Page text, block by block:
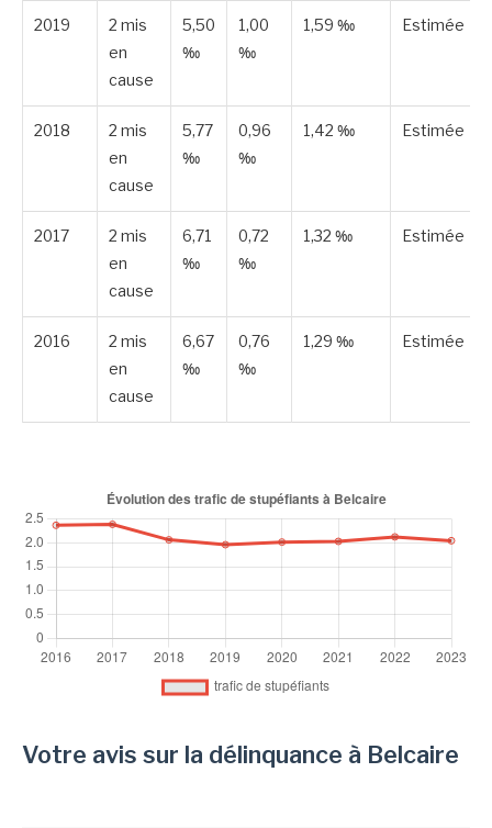
2019
2 mis
en
cause
5,50
‰
1,00
‰
1,59 ‰ Estimée
2018
2 mis
en
cause
5,77
‰
0,96
‰
1,42 ‰ Estimée
2017
2 mis
en
cause
6,71
‰
0,72
‰
1,32 ‰ Estimée
2016
2 mis
en
cause
6,67
‰
0,76
‰
1,29 ‰ Estimée
Votre avis sur la délinquance à Belcaire